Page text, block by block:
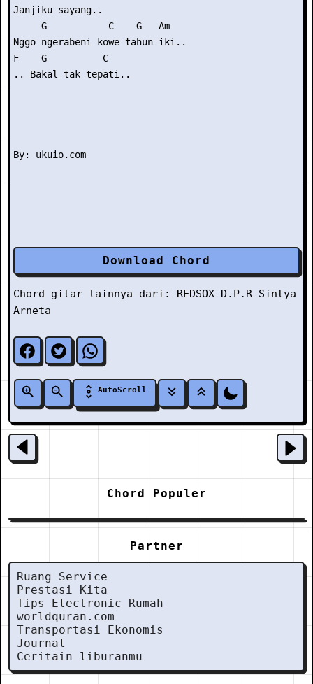
Janjiku sayang..
     G           C    G   Am
Nggo ngerabeni kowe tahun iki..
F    G          C
.. Bakal tak tepati..
Download Chord
Chord gitar lainnya dari: REDSOX D.P.R Sintya
Arneta
AutoScroll
Chord Populer
Partner
Ruang Service
Prestasi Kita
Tips Electronic Rumah
worldquran.com
Transportasi Ekonomis
Journal
Ceritain liburanmu